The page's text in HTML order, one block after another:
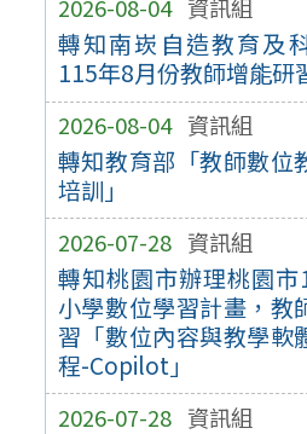
2026-08-04 資訊組
轉知南崁自造教育及
115年8月份教師增能研
2026-08-04 資訊組
轉知教育部「教師數位
培訓」
2026-07-28 資訊組
轉知桃園市辦理桃園市
小學數位學習計畫，教
習「數位內容與教學軟
程-Copilot」
2026-07-28 資訊組